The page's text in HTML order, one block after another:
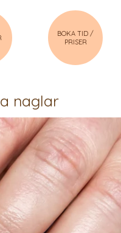
BOKA TID /
PRISER
naglar